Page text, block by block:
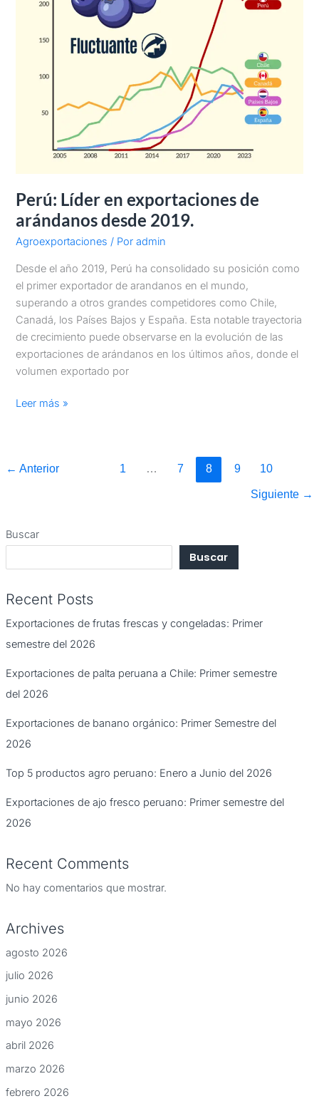
Perú: Líder en exportaciones de
arándanos desde 2019.
Agroexportaciones / Poradmin
Desde el año 2019, Perú ha consolidado su posición como
el primer exportador de arandanos en el mundo,
superando a otros grandes competidores como Chile,
Canadá, los Países Bajos y España. Esta notable trayectoria
de crecimiento puede observarse en la evolución de las
exportaciones de arándanos en los últimos años, donde el
volumen exportado por
Leer más »
← Anterior 1 … 7 8 9 10
Siguiente →
Buscar
Buscar
Recent Posts
Exportaciones de frutas frescas y congeladas: Primer
semestre del 2026
Exportaciones de palta peruana a Chile: Primer semestre
del 2026
Exportaciones de banano orgánico: Primer Semestre del
2026
Top 5 productos agro peruano: Enero a Junio del 2026
Exportaciones de ajo fresco peruano: Primer semestre del
2026
Recent Comments
No hay comentarios que mostrar.
Archives
agosto 2026
julio 2026
junio 2026
mayo 2026
abril 2026
marzo 2026
febrero 2026